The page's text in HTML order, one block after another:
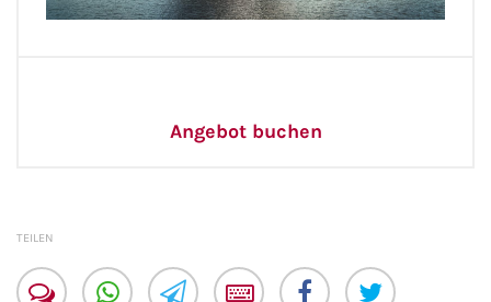
Angebot buchen
TEILEN